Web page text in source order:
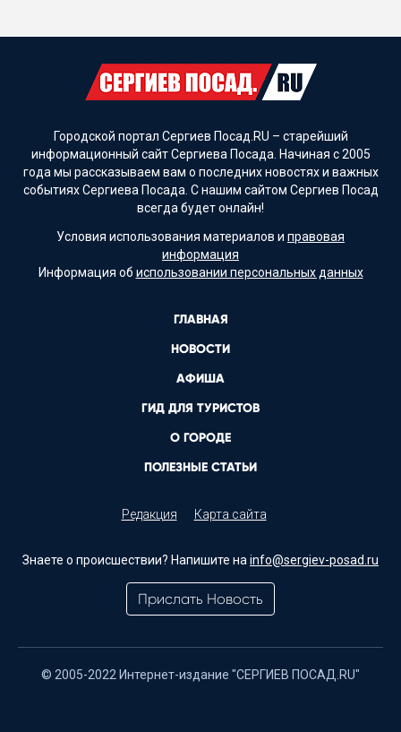
Городской портал Сергиев Посад.RU – старейший
информационный сайт Сергиева Посада. Начиная с 2005
года мы рассказываем вам о последних новостях и важных
событиях Сергиева Посада. С нашим сайтом Сергиев Посад
всегда будет онлайн!
Условия использования материалов и правовая
информация
Информация об использовании персональных данных
ГЛАВНАЯ
НОВОСТИ
АФИША
ГИД ДЛЯ ТУРИСТОВ
О ГОРОДЕ
ПОЛЕЗНЫЕ СТАТЬИ
Редакция Карта сайта
Знаете о происшествии? Напишите на info@sergiev-posad.ru
Прислать Новость
© 2005-2022 Интернет-издание "СЕРГИЕВ ПОСАД.RU"